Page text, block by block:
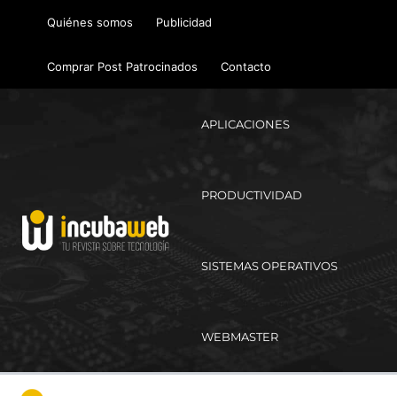
Quiénes somos Publicidad
Comprar Post Patrocinados Contacto
APLICACIONES
PRODUCTIVIDAD
SISTEMAS OPERATIVOS
WEBMASTER